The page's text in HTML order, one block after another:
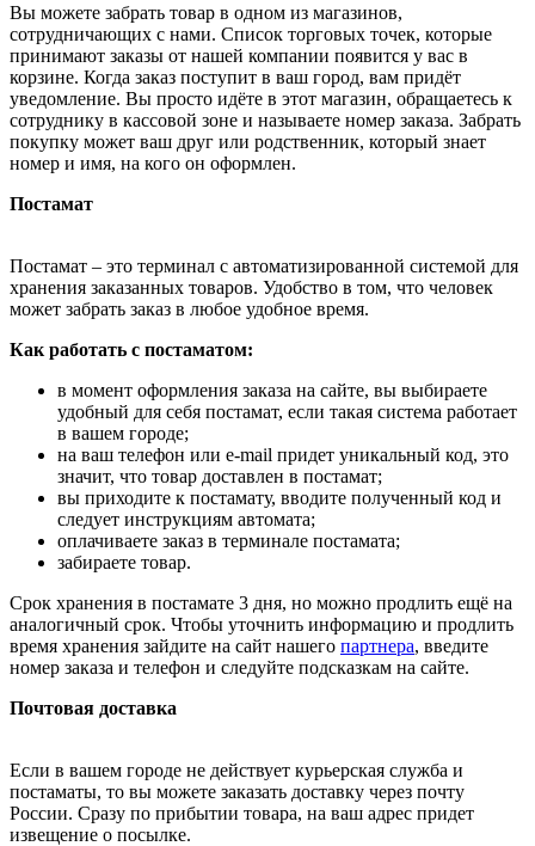
Вы можете забрать товар в одном из магазинов,
сотрудничающих с нами. Список торговых точек, которые
принимают заказы от нашей компании появится у вас в
корзине. Когда заказ поступит в ваш город, вам придёт
уведомление. Вы просто идёте в этот магазин, обращаетесь к
сотруднику в кассовой зоне и называете номер заказа. Забрать
покупку может ваш друг или родственник, который знает
номер и имя, на кого он оформлен.
Постамат
Постамат – это терминал с автоматизированной системой для
хранения заказанных товаров. Удобство в том, что человек
может забрать заказ в любое удобное время.
Как работать с постаматом:
в момент оформления заказа на сайте, вы выбираете
удобный для себя постамат, если такая система работает
в вашем городе;
на ваш телефон или e-mail придет уникальный код, это
значит, что товар доставлен в постамат;
вы приходите к постамату, вводите полученный код и
следует инструкциям автомата;
оплачиваете заказ в терминале постамата;
забираете товар.
Срок хранения в постамате 3 дня, но можно продлить ещё на
аналогичный срок. Чтобы уточнить информацию и продлить
время хранения зайдите на сайт нашего партнера, введите
номер заказа и телефон и следуйте подсказкам на сайте.
Почтовая доставка
Если в вашем городе не действует курьерская служба и
постаматы, то вы можете заказать доставку через почту
России. Сразу по прибытии товара, на ваш адрес придет
извещение о посылке.